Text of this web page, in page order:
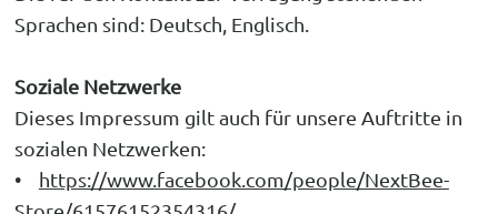
Sprachen sind: Deutsch, Englisch.
Soziale Netzwerke
Dieses Impressum gilt auch für unsere Auftritte in
sozialen Netzwerken:
• https://www.facebook.com/people/NextBee-